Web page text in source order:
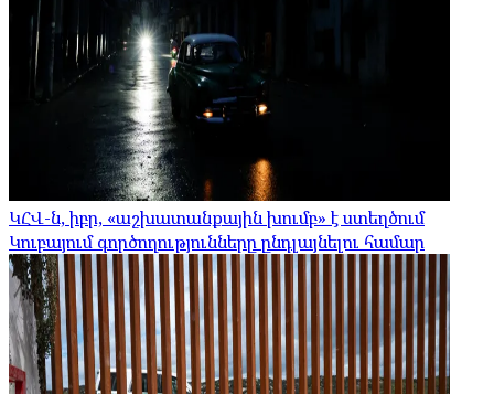
ԿՀՎ-ն, իբր, «աշխատանքային խումբ» է ստեղծում
Կուբայում գործողությունները ընդլայնելու համար